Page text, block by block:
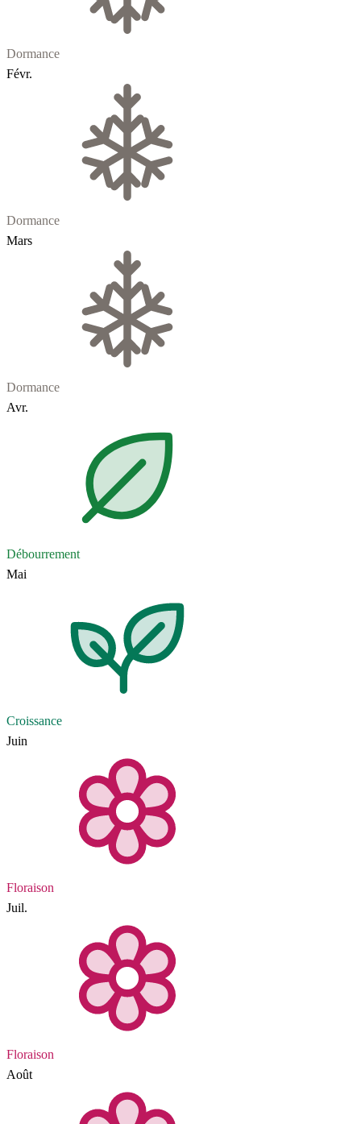
Dormance
Févr.
Dormance
Mars
Dormance
Avr.
Débourrement
Mai
Croissance
Juin
Floraison
Juil.
Floraison
Août